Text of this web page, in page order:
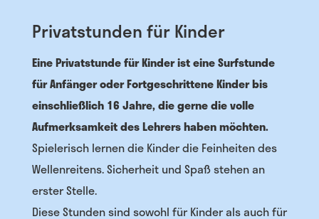
Privatstunden für Kinder
Eine Privatstunde für Kinder ist eine Surfstunde
für Anfänger oder Fortgeschrittene Kinder bis
einschließlich 16 Jahre, die gerne die volle
Aufmerksamkeit des Lehrers haben möchten.
Spielerisch lernen die Kinder die Feinheiten des
Wellenreitens. Sicherheit und Spaß stehen an
erster Stelle.
Diese Stunden sind sowohl für Kinder als auch für